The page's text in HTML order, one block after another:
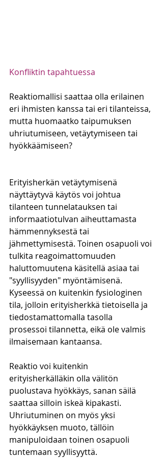
Konfliktin tapahtuessa
Reaktiomallisi saattaa olla erilainen
eri ihmisten kanssa tai eri tilanteissa,
mutta huomaatko taipumuksen
uhriutumiseen, vetäytymiseen tai
hyökkäämiseen?
Erityisherkän vetäytymisenä
näyttäytyvä käytös voi johtua
tilanteen tunnelatauksen tai
informaatiotulvan aiheuttamasta
hämmennyksestä tai
jähmettymisestä. Toinen osapuoli voi
tulkita reagoimattomuuden
haluttomuutena käsitellä asiaa tai
"syyllisyyden" myöntämisenä.
Kyseessä on kuitenkin fysiologinen
tila, jolloin erityisherkkä tietoisella ja
tiedostamattomalla tasolla
prosessoi tilannetta, eikä ole valmis
ilmaisemaan kantaansa.
Reaktio voi kuitenkin
erityisherkälläkin olla välitön
puolustava hyökkäys, sanan säilä
saattaa silloin iskeä kipakasti.
Uhriutuminen on myös yksi
hyökkäyksen muoto, tällöin
manipuloidaan toinen osapuoli
tuntemaan syyllisyyttä.